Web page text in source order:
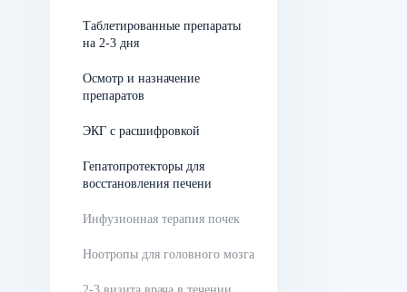
ацетальдегид. Поэтому
организм пытается
обезвредить его как можно
быстрее, для чего
печеночными клетками
фермент —
При контакте с молекулярным
этанолом она сразу разлагает
его на биологически инертные
Таблетированные препараты
на 2-3 дня
Осмотр и назначение
препаратов
ЭКГ с расшифровкой
Гепатопротекторы для
восстановления печени
Инфузионная терапия почек
Ноотропы для головного мозга